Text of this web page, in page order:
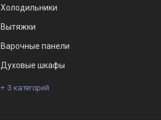
Холодильники
Вытяжки
Варочные панели
Духовые шкафы
3 категорий